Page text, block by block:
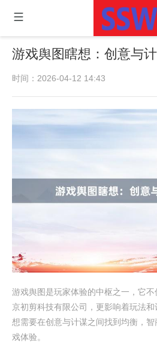
游戏舆图瞎想：创意与
时间：2026-04-12 14:43
游戏舆图是玩家体验的中枢之一，它
京初剪科技有限公司，更影响着玩法
想需要在创意与计谋之间找到均衡，
戏体验。